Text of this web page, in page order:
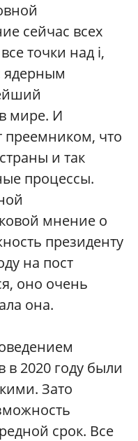
сейчас всех
точки над i,
ядерным
мире. И
преемником, что
и так
процессы.
мнение о
президенту
на пост
оно очень
она.
в 2020 году были
Зато
срок. Все